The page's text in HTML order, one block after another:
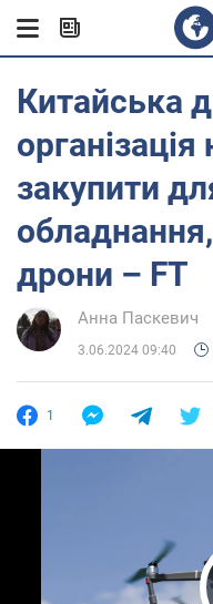
Китайська
закупити
дрони – FT
Анна Паскевич
3.06.2024 09:40
1